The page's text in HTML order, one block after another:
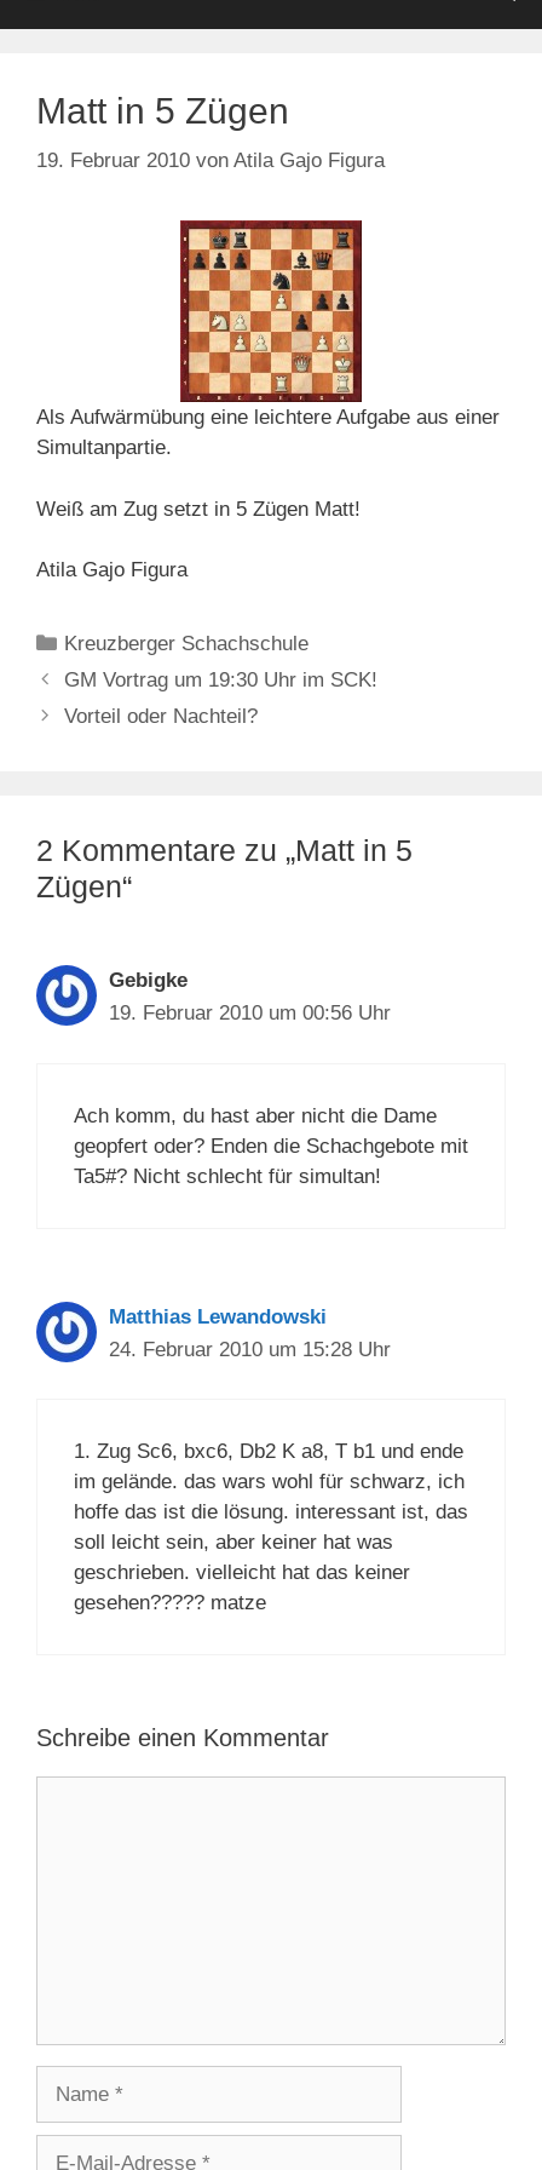
Matt in 5 Zügen
19. Februar 2010 von Atila Gajo Figura
Als Aufwärmübung eine leichtere Aufgabe aus einer
Simultanpartie.
Weiß am Zug setzt in 5 Zügen Matt!
Atila Gajo Figura
Kategorien
Kreuzberger Schachschule
GM Vortrag um 19:30 Uhr im SCK!
Vorteil oder Nachteil?
2 Kommentare zu „Matt in 5
Zügen“
Gebigke
19. Februar 2010 um 00:56 Uhr
Ach komm, du hast aber nicht die Dame
geopfert oder? Enden die Schachgebote mit
Ta5#? Nicht schlecht für simultan!
Matthias Lewandowski
24. Februar 2010 um 15:28 Uhr
1. Zug Sc6, bxc6, Db2 K a8, T b1 und ende
im gelände. das wars wohl für schwarz, ich
hoffe das ist die lösung. interessant ist, das
soll leicht sein, aber keiner hat was
geschrieben. vielleicht hat das keiner
gesehen????? matze
Schreibe einen Kommentar